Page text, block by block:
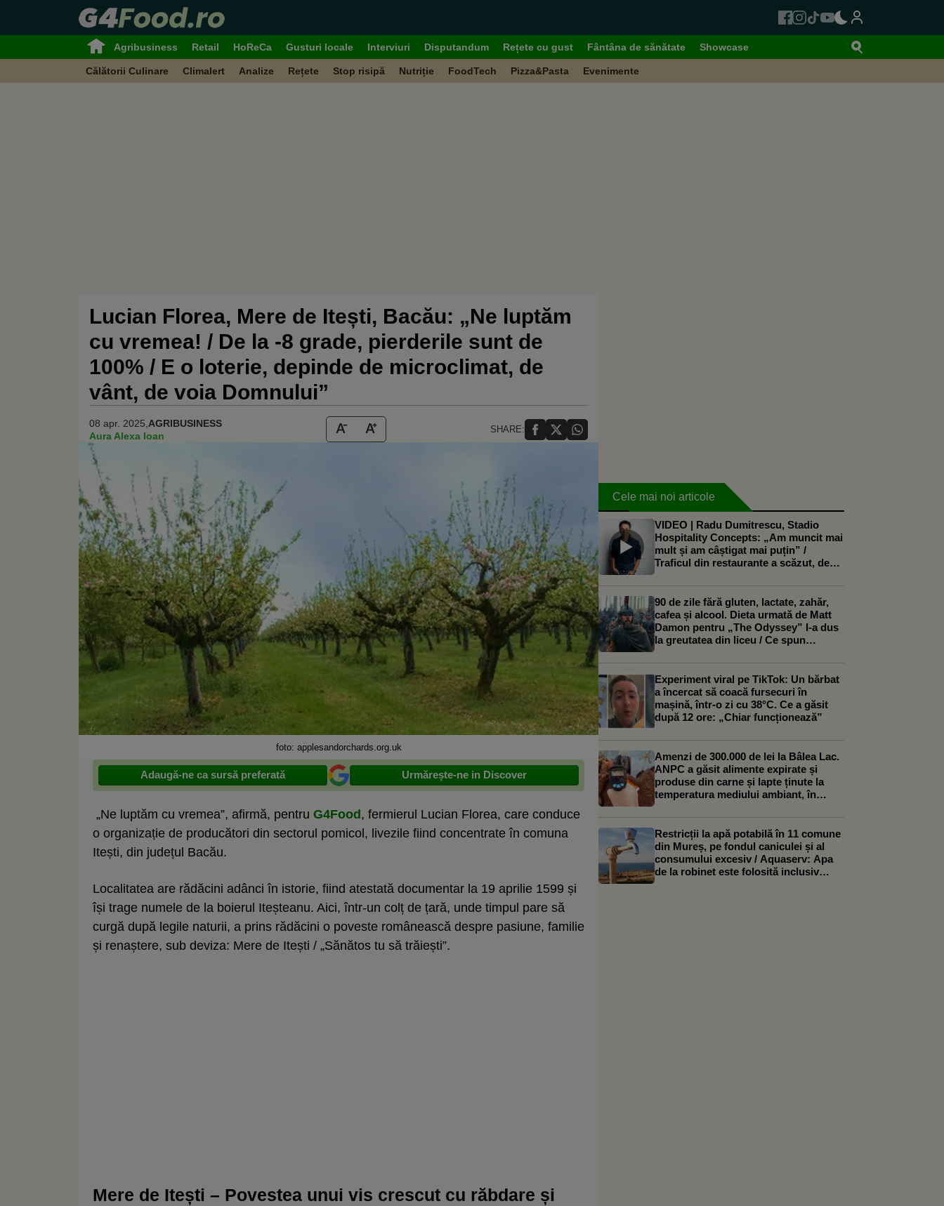
Agribusiness Retail HoReCa Gusturi locale Interviuri Disputandum Rețete cu gust Fântâna de sănătate Showcase
Călătorii Culinare Climalert Analize Rețete Stop risipă Nutriție FoodTech Pizza&Pasta Evenimente
Lucian Florea, Mere de Itești, Bacău: „Ne luptăm
cu vremea! / De la -8 grade, pierderile sunt de
100% / E o loterie, depinde de microclimat, de
vânt, de voia Domnului”
08 apr. 2025, AGRIBUSINESS
Aura Alexa Ioan
SHARE:
foto: applesandorchards.org.uk
Adaugă-ne ca sursă preferată Urmărește-ne in Discover
„Ne luptăm cu vremea”, afirmă, pentru G4Food, fermierul Lucian Florea, care conduce
o organizație de producători din sectorul pomicol, livezile fiind concentrate în comuna
Itești, din județul Bacău.
Localitatea are rădăcini adânci în istorie, fiind atestată documentar la 19 aprilie 1599 și
își trage numele de la boierul Iteșteanu. Aici, într-un colț de țară, unde timpul pare să
curgă după legile naturii, a prins rădăcini o poveste românească despre pasiune, familie
și renaștere, sub deviza: Mere de Itești / „Sănătos tu să trăiești”.
Mere de Itești – Povestea unui vis crescut cu răbdare și
Cele mai noi articole
VIDEO | Radu Dumitrescu, Stadio
Hospitality Concepts: „Am muncit mai
mult și am câștigat mai puțin” /
Traficul din restaurante a scăzut, deși
motivele
90 de zile fără gluten, lactate, zahăr,
cafea și alcool. Dieta urmată de Matt
Damon pentru „The Odyssey” l-a dus
la greutatea din liceu / Ce spun
„curățare” a intestinului
Experiment viral pe TikTok: Un bărbat
a încercat să coacă fursecuri în
mașină, într-o zi cu 38°C. Ce a găsit
după 12 ore: „Chiar funcționează”
Amenzi de 300.000 de lei la Bâlea Lac.
ANPC a găsit alimente expirate și
produse din carne și lapte ținute la
temperatura mediului ambiant, în
Restricții la apă potabilă în 11 comune
din Mureș, pe fondul caniculei și al
consumului excesiv / Aquaserv: Apa
de la robinet este folosită inclusiv